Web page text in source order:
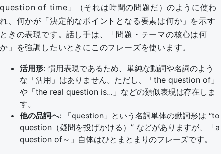
question of time」（それは時間の問題だ）のように使わ
れ、何かが「決定的なポイントとなる要素は何か」を示す
ときの表現です。話し手は、「問題・テーマの核心は何
か」を強調したいときにこのフレーズを使います。
活用形: 慣用表現であるため、単純な動詞や名詞のよう
な「活用」はありません。ただし、「the question of」
や「the real question is…」などの類似表現は存在しま
す。
他の品詞へ: 「question」という名詞単体の動詞形は “to
question（疑問を投げかける）” などがありますが、「a
question of～」自体はひとまとまりのフレーズです。